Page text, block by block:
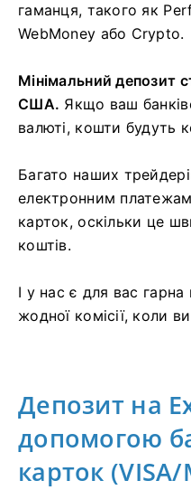
гаманця, такого як
WebMoney або Crypto.
Мінімальний депозит
США. Якщо ваш
валюті, кошти будуть
Багато наших
електронним платежам
карток, оскільки це
коштів.
І у нас є для вас
жодної комісії, коли
Депозит на
допомогою
карток